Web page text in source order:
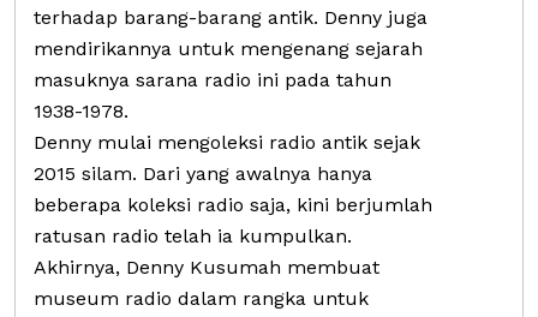
terhadap barang-barang antik. Denny juga
mendirikannya untuk mengenang sejarah
masuknya sarana radio ini pada tahun
1938-1978.
Denny mulai mengoleksi radio antik sejak
2015 silam. Dari yang awalnya hanya
beberapa koleksi radio saja, kini berjumlah
ratusan radio telah ia kumpulkan.
Akhirnya, Denny Kusumah membuat
museum radio dalam rangka untuk